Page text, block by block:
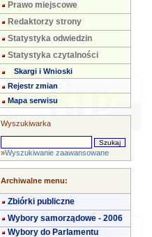
Prawo miejscowe
Redaktorzy strony
Statystyka odwiedzin
Statystyka czytalności
Skargi i Wnioski
Rejestr zmian
Mapa serwisu
Wyszukiwarka
»Wyszukiwanie zaawansowane
Archiwalne menu:
Zbiórki publiczne
Wybory samorządowe - 2006
Wybory do Parlamentu